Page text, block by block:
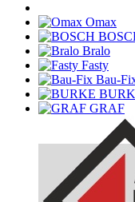
Omax
Bralo
Fasty
Bau-
GRAF